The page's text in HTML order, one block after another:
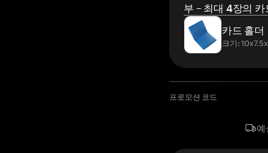
부 – 최대 4장의
카드 홀더
크기:
프로모션 코드
예